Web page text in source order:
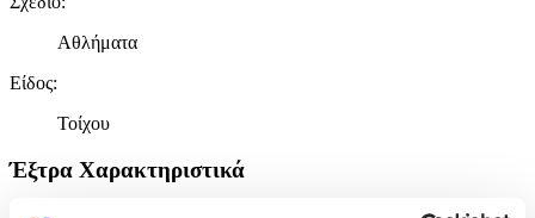
Αθλήματα
Είδος:
Τοίχου
Έξτρα Χαρακτηριστικά